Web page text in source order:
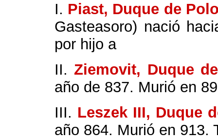
I. Piast, Duque de
Gasteasoro) nació
por hijo a
II. Ziemovit, Duque
año de 837. Murió en
III. Leszek III, Duque
año 864. Murió en 913.